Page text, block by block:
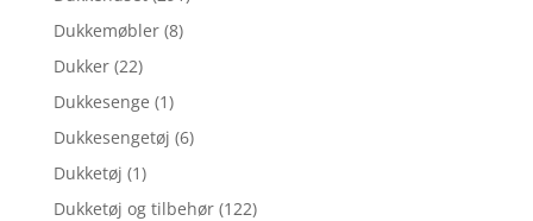
Dukkemøbler (8)
Dukker (22)
Dukkesenge (1)
Dukkesengetøj (6)
Dukketøj (1)
Dukketøj og tilbehør (122)